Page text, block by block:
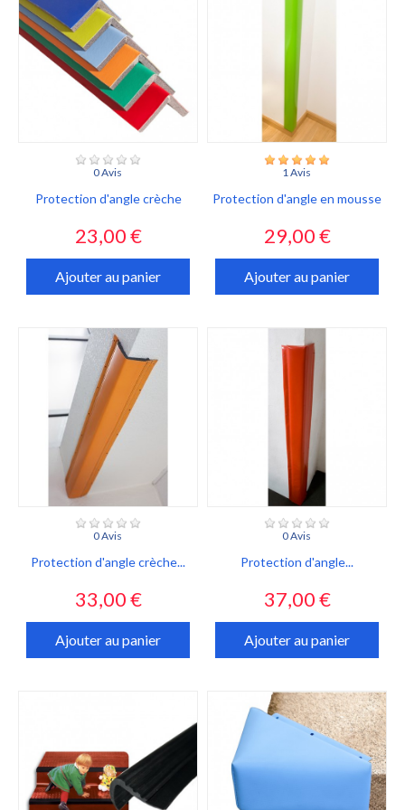
0 Avis
Protection d'angle crèche
Prix
23,00 €
Ajouter au panier
1 Avis
Protection d'angle en mousse
Prix
29,00 €
Ajouter au panier
0 Avis
Protection d'angle crèche...
Prix
33,00 €
Ajouter au panier
0 Avis
Protection d'angle...
Prix
37,00 €
Ajouter au panier